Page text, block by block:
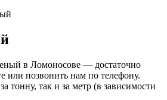
в Ломоносове — достаточно
или позвонить нам по телефону.
тонну, так и за метр (в зависимости